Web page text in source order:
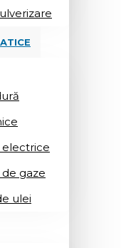
gaze
ulei